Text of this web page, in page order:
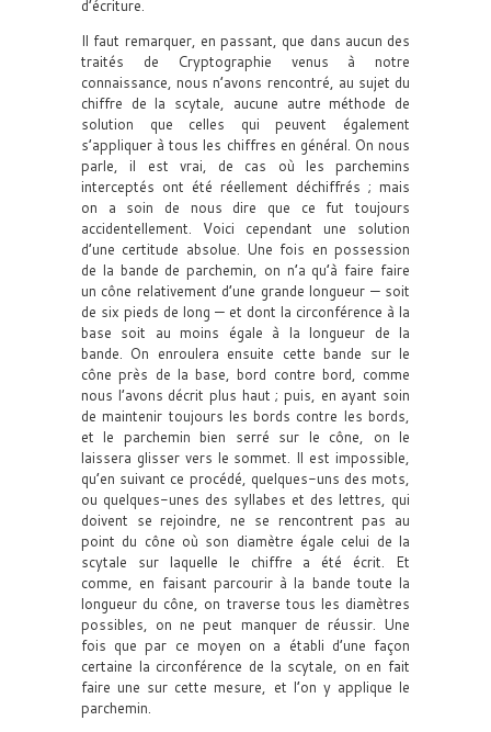
d’écriture.
Il faut remarquer, en passant, que dans aucun des
traités de Cryptographie venus à notre
connaissance, nous n’avons rencontré, au sujet du
chiffre de la scytale, aucune autre méthode de
solution que celles qui peuvent également
s’appliquer à tous les chiffres en général. On nous
parle, il est vrai, de cas où les parchemins
interceptés ont été réellement déchiffrés ; mais
on a soin de nous dire que ce fut toujours
accidentellement. Voici cependant une solution
d’une certitude absolue. Une fois en possession
de la bande de parchemin, on n’a qu’à faire faire
un cône relativement d’une grande longueur — soit
de six pieds de long — et dont la circonférence à la
base soit au moins égale à la longueur de la
bande. On enroulera ensuite cette bande sur le
cône près de la base, bord contre bord, comme
nous l’avons décrit plus haut ; puis, en ayant soin
de maintenir toujours les bords contre les bords,
et le parchemin bien serré sur le cône, on le
laissera glisser vers le sommet. Il est impossible,
qu’en suivant ce procédé, quelques-uns des mots,
ou quelques-unes des syllabes et des lettres, qui
doivent se rejoindre, ne se rencontrent pas au
point du cône où son diamètre égale celui de la
scytale sur laquelle le chiffre a été écrit. Et
comme, en faisant parcourir à la bande toute la
longueur du cône, on traverse tous les diamètres
possibles, on ne peut manquer de réussir. Une
fois que par ce moyen on a établi d’une façon
certaine la circonférence de la scytale, on en fait
faire une sur cette mesure, et l’on y applique le
parchemin.